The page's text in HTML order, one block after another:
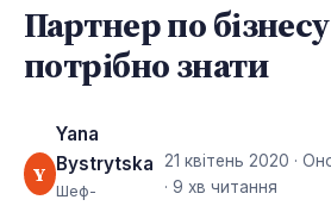
Партнер по
потрібно знати
Y
Yana
Bystrytska
Шеф-
21 квітень 2020 ·
· 9 хв читання